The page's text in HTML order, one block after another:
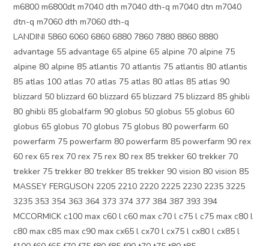
m6800 m6800dt m7040 dth m7040 dth-q m7040 dtn m7040
dtn-q m7060 dth m7060 dth-q
LANDINI 5860 6060 6860 6880 7860 7880 8860 8880
advantage 55 advantage 65 alpine 65 alpine 70 alpine 75
alpine 80 alpine 85 atlantis 70 atlantis 75 atlantis 80 atlantis
85 atlas 100 atlas 70 atlas 75 atlas 80 atlas 85 atlas 90
blizzard 50 blizzard 60 blizzard 65 blizzard 75 blizzard 85 ghibli
80 ghibli 85 globalfarm 90 globus 50 globus 55 globus 60
globus 65 globus 70 globus 75 globus 80 powerfarm 60
powerfarm 75 powerfarm 80 powerfarm 85 powerfarm 90 rex
60 rex 65 rex 70 rex 75 rex 80 rex 85 trekker 60 trekker 70
trekker 75 trekker 80 trekker 85 trekker 90 vision 80 vision 85
MASSEY FERGUSON 2205 2210 2220 2225 2230 2235 3225
3235 353 354 363 364 373 374 377 384 387 393 394
MCCORMICK c100 max c60 l c60 max c70 l c75 l c75 max c80 l
c80 max c85 max c90 max cx65 l cx70 l cx75 l cx80 l cx85 l